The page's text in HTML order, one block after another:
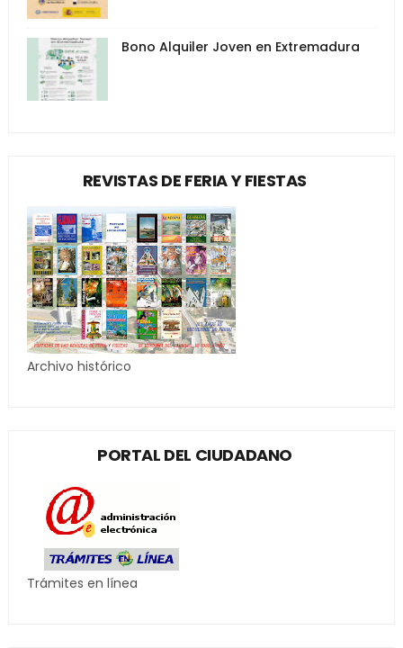
Bono Alquiler Joven en Extremadura
REVISTAS DE FERIA Y FIESTAS
Archivo histórico
PORTAL DEL CIUDADANO
Trámites en línea